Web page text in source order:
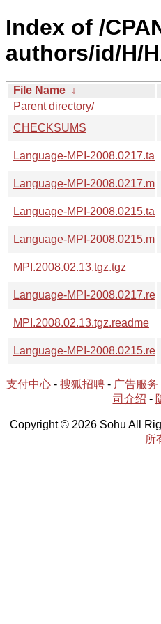
Index of /
authors/id/H/
File Name ↓
Parent directory/
CHECKSUMS
Language-MPI-
Language-MPI-
Language-MPI-
Language-MPI-
MPI.2008.02.13.tgz.tgz
Language-MPI-
MPI.2008.02.13.tgz.readme
Language-MPI-
支付中心 - 搜狐招聘 - 广告服务
司介绍 -
Copyright © 2026 Sohu All
所